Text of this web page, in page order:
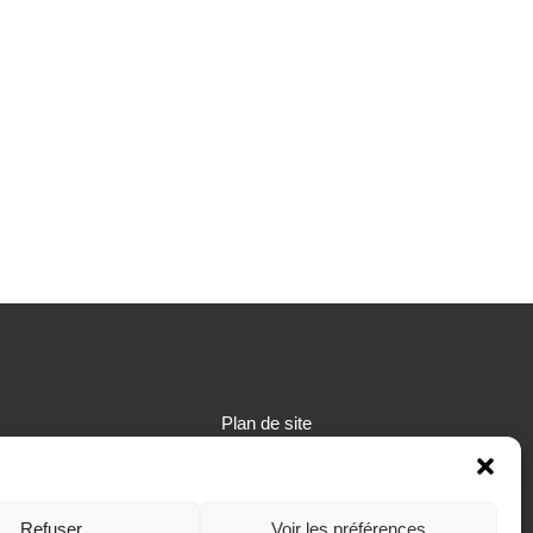
Refuser Voir les préférences
Plan de site